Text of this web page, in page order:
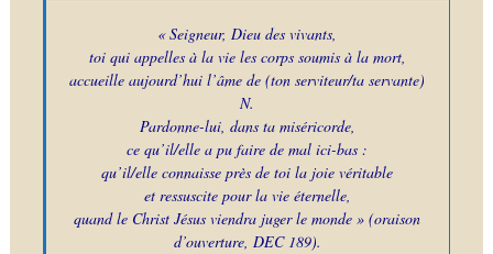
« Seigneur, Dieu des vivants,
toi qui appelles à la vie les corps soumis à la mort,
accueille aujourd’hui l’âme de (ton serviteur/ta servante)
N.
Pardonne-lui, dans ta miséricorde,
ce qu’il/elle a pu faire de mal ici-bas :
qu’il/elle connaisse près de toi la joie véritable
et ressuscite pour la vie éternelle,
quand le Christ Jésus viendra juger le monde » (oraison
d’ouverture, DEC 189).